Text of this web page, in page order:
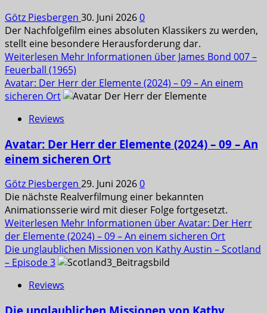
Götz Piesbergen 30. Juni 20260
Der Nachfolgefilm eines absoluten Klassikers zu werden,
stellt eine besondere Herausforderung dar.
Weiterlesen Mehr Informationen über James Bond 007 –
Feuerball (1965)
Avatar: Der Herr der Elemente (2024) – 09 – An einem
sicheren Ort
Reviews
Avatar: Der Herr der Elemente (2024) – 09 – An
einem sicheren Ort
Götz Piesbergen 29. Juni 20260
Die nächste Realverfilmung einer bekannten
Animationsserie wird mit dieser Folge fortgesetzt.
Weiterlesen Mehr Informationen über Avatar: Der Herr
der Elemente (2024) – 09 – An einem sicheren Ort
Die unglaublichen Missionen von Kathy Austin – Scotland
– Episode 3
Reviews